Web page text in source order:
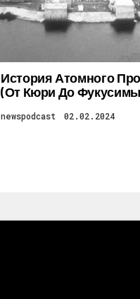
История Атомного
(от Кюри До
newspodcast 02.02.2024